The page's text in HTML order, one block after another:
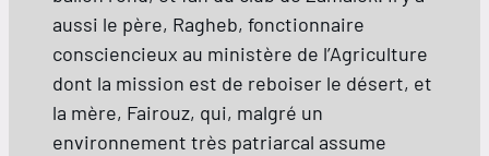
aussi le père, Ragheb, fonctionnaire
consciencieux au ministère de l’Agriculture
dont la mission est de reboiser le désert, et
la mère, Fairouz, qui, malgré un
environnement très patriarcal assume